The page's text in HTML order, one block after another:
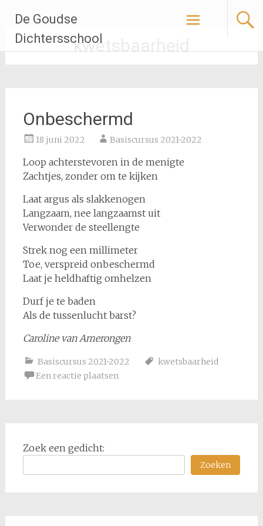
naar
inhoud
De Goudse
Dichtersschoolkwetsbaarheid
Onbeschermd
18 juni 2022 Basiscursus 2021-2022
Loop achterstevoren in de menigte
Zachtjes, zonder om te kijken
Laat argus als slakkenogen
Langzaam, nee langzaamst uit
Verwonder de steellengte
Strek nog een millimeter
Toe, verspreid onbeschermd
Laat je heldhaftig omhelzen
Durf je te baden
Als de tussenlucht barst?
Caroline van Amerongen
Basiscursus 2021-2022
kwetsbaarheid
Een reactie plaatsen
Zoek een gedicht:
Zoeken